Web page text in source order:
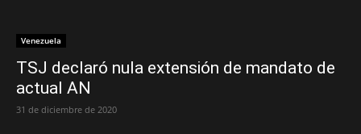
Venezuela
TSJ declaró nula extensión de mandato de
actual AN
31 de diciembre de 2020